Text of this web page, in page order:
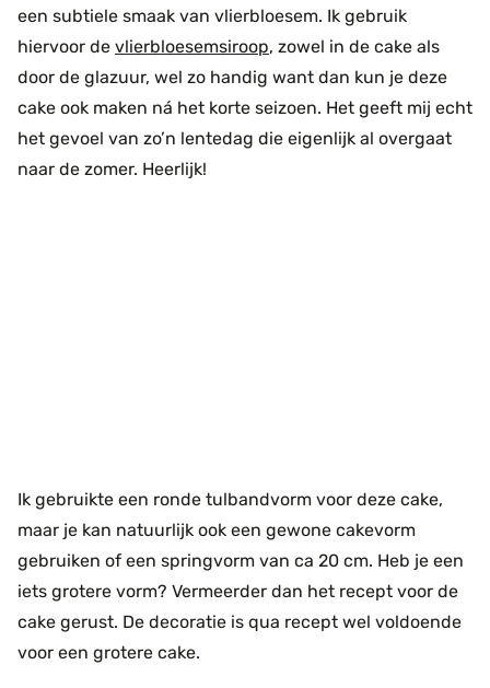
een subtiele smaak van vlierbloesem. Ik gebruik
hiervoor de vlierbloesemsiroop, zowel in de cake als
door de glazuur, wel zo handig want dan kun je deze
cake ook maken ná het korte seizoen. Het geeft mij echt
het gevoel van zo’n lentedag die eigenlijk al overgaat
naar de zomer. Heerlijk!
Ik gebruikte een ronde tulbandvorm voor deze cake,
maar je kan natuurlijk ook een gewone cakevorm
gebruiken of een springvorm van ca 20 cm. Heb je een
iets grotere vorm? Vermeerder dan het recept voor de
cake gerust. De decoratie is qua recept wel voldoende
voor een grotere cake.